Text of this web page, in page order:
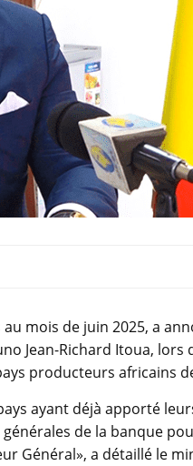
mois de juin 2025, a
Jean-Richard Itoua, lors
producteurs africains
ayant déjà apporté
de la banque
Général», a détaillé le